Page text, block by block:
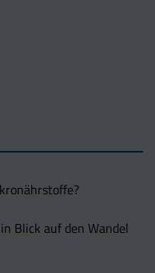
Blick auf den Wandel